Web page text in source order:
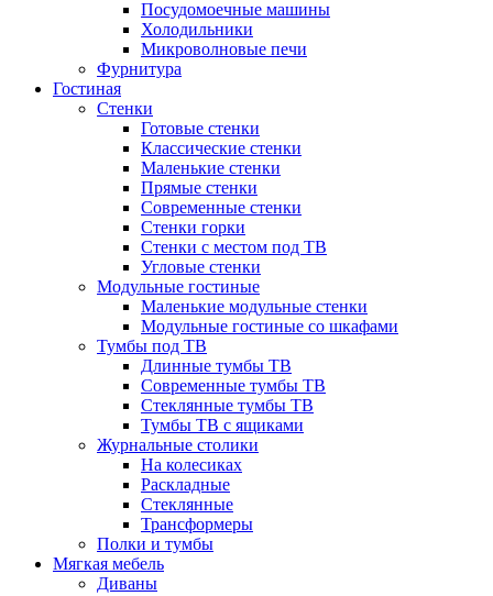
Посудомоечные машины
Холодильники
Микроволновые печи
Фурнитура
Гостиная
Стенки
Готовые стенки
Классические стенки
Маленькие стенки
Прямые стенки
Современные стенки
Стенки горки
Стенки с местом под ТВ
Угловые стенки
Модульные гостиные
Маленькие модульные стенки
Модульные гостиные со шкафами
Тумбы под ТВ
Длинные тумбы ТВ
Современные тумбы ТВ
Стеклянные тумбы ТВ
Тумбы ТВ с ящиками
Журнальные столики
На колесиках
Раскладные
Стеклянные
Трансформеры
Полки и тумбы
Мягкая мебель
Диваны